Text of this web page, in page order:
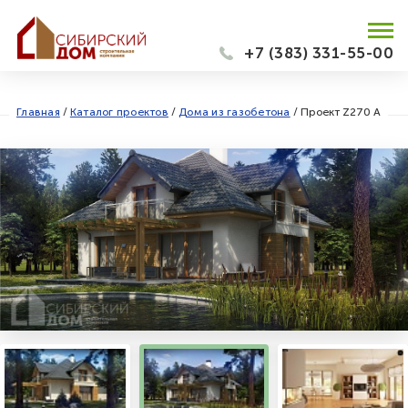
+7 (383) 331-55-00
Главная / Каталог проектов / Дома из газобетона / Проект Z270 A